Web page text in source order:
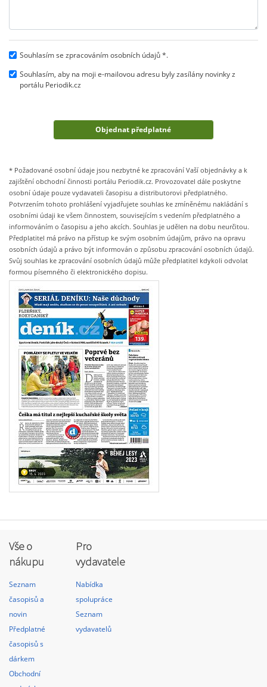
Souhlasím se zpracováním osobních údajů *.
Souhlasím, aby na moji e-mailovou adresu byly zasílány novinky z
portálu Periodik.cz
* Požadované osobní údaje jsou nezbytné ke zpracování Vaší objednávky a k
zajištění obchodní činnosti portálu Periodik.cz. Provozovatel dále poskytne
osobní údaje pouze vydavateli časopisu a distributorovi předplatného.
Potvrzením tohoto prohlášení vyjadřujete souhlas ke zmíněnému nakládání s
osobními údaji ke všem činnostem, souvisejícím s vedením předplatného a
informováním o časopisu a jeho akcích. Souhlas je udělen na dobu neurčitou.
Předplatitel má právo na přístup ke svým osobním údajům, právo na opravu
osobních údajů a právo být informován o způsobu zpracování osobních údajů.
Svůj souhlas ke zpracování osobních údajů může předplatitel kdykoli odvolat
formou písemného či elektronického dopisu.
Vše o
nákupu
Seznam
časopisů a
novin
Předplatné
časopisů s
dárkem
Obchodní
Pro
vydavatele
Nabídka
spolupráce
Seznam
vydavatelů